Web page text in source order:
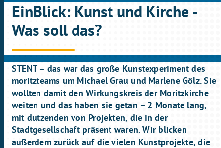
EinBlick: Kunst und Kirche -
Was soll das?
STENT – das war das große Kunstexperiment des
moritzteams um Michael Grau und Marlene Gölz. Sie
wollten damit den Wirkungskreis der Moritzkirche
weiten und das haben sie getan – 2 Monate lang,
mit dutzenden von Projekten, die in der
Stadtgesellschaft präsent waren. Wir blicken
außerdem zurück auf die vielen Kunstprojekte, die